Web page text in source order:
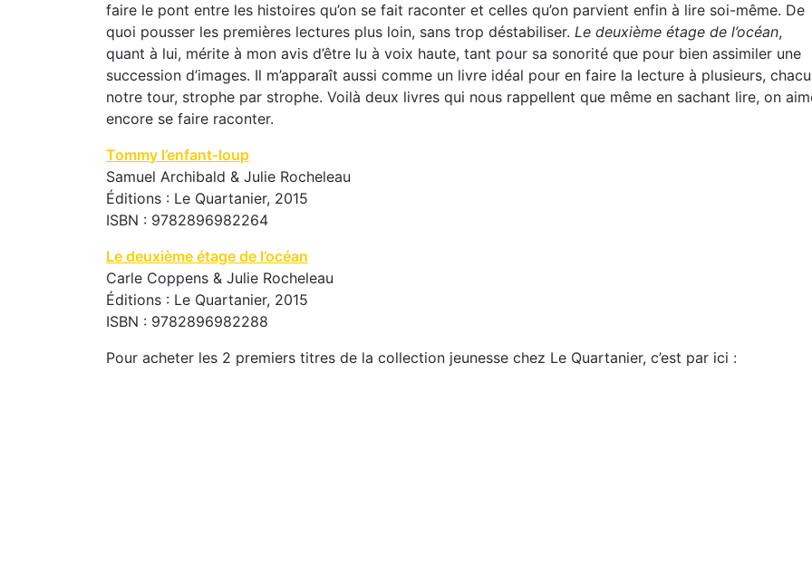
faire le pont entre les histoires qu’on se fait raconter et celles qu’on parvient enfin à lire soi-même. De
quoi pousser les premières lectures plus loin, sans trop déstabiliser. Le deuxième étage de l’océan,
quant à lui, mérite à mon avis d’être lu à voix haute, tant pour sa sonorité que pour bien assimiler une
succession d’images. Il m’apparaît aussi comme un livre idéal pour en faire la lecture à plusieurs,
notre tour, strophe par strophe. Voilà deux livres qui nous rappellent que même en sachant lire, on
encore se faire raconter.
Tommy l’enfant-loup
Samuel Archibald & Julie Rocheleau
Éditions : Le Quartanier, 2015
ISBN : 9782896982264
Le deuxième étage de l’océan
Carle Coppens & Julie Rocheleau
Éditions : Le Quartanier, 2015
ISBN : 9782896982288
Pour acheter les 2 premiers titres de la collection jeunesse chez Le Quartanier, c’est par ici :